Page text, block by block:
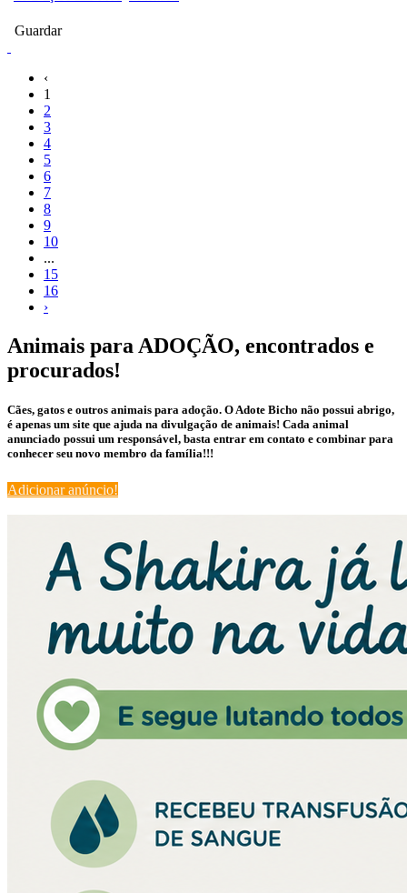
Guardar
‹
1
2
3
4
5
6
7
8
9
10
...
15
16
›
Animais para ADOÇÃO, encontrados e
procurados!
Cães, gatos e outros animais para adoção. O Adote Bicho não possui abrigo,
é apenas um site que ajuda na divulgação de animais! Cada animal
anunciado possui um responsável, basta entrar em contato e combinar para
conhecer seu novo membro da família!!!
Adicionar anúncio!